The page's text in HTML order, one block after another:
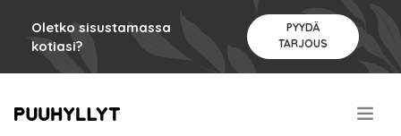
Oletko sisustamassa
kotiasi?
PYYDÄ
TARJOUS